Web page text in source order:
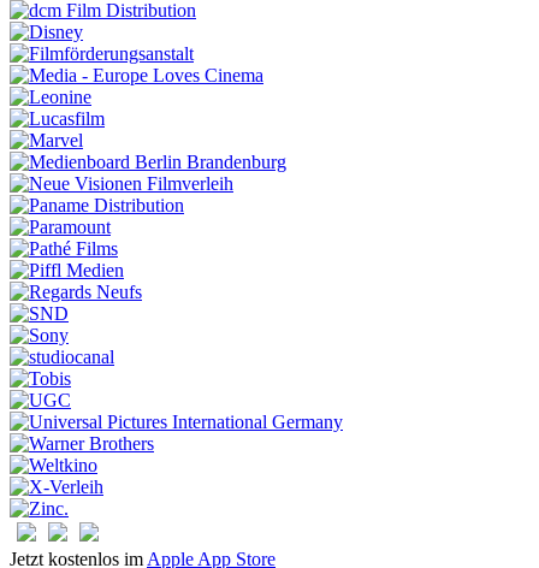
Jetzt kostenlos im Apple App Store